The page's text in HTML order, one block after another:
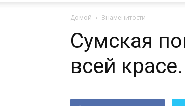
Домой Знаменитости
Сумская
всей